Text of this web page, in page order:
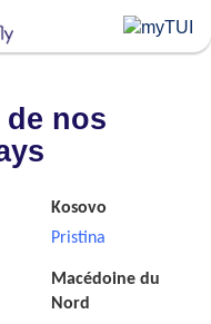
nos
Kosovo
Pristina
Macédoine du
Nord